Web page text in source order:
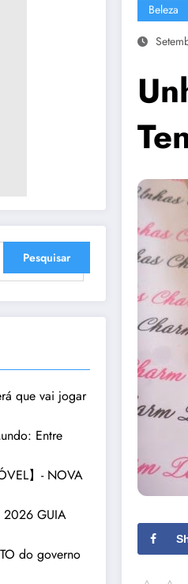
que vai jogar
Entre
】- NOVA
2026 GUIA
do governo
Beleza